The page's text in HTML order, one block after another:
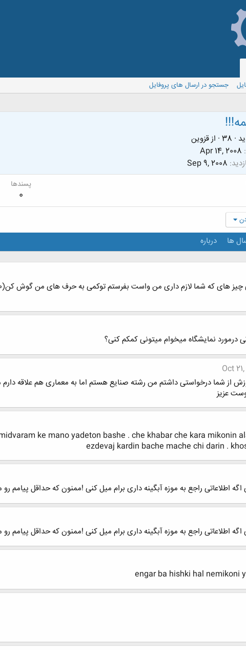
جستجو در ارسال های پروفایل
·
· ازقزوین
Apr 14, 2008
Sep 9, 2008
پسندها
0
ها درباره
درمورد نمایشگاه میخوام میتونی کمکم کنی؟
Oct
از شما درخواستی داشتم من رشته صنایع هستم اما به معماری هم علاقه دارم
عزیز
ke mano yadeton bashe . che khabar che kara mikonin
ezdevaj kardin bache mache chi darin .
اطلاعاتی راجع به موزه آبگینه داری برام میل کنی !ممنون که حداقل پیامم
اطلاعاتی راجع به موزه آبگینه داری برام میل کنی !ممنون که حداقل پیامم
engar ba hishki hal nemikoni